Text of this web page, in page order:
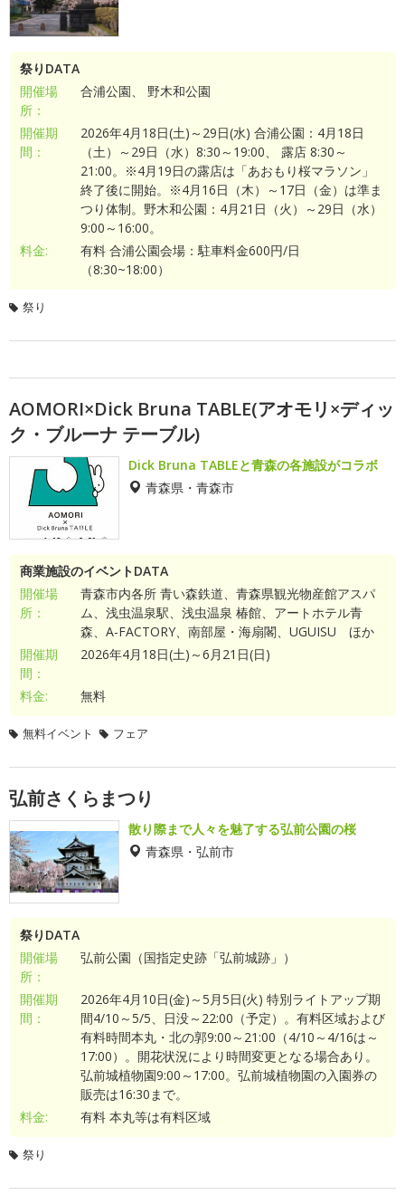
祭りDATA
開催場
所：
合浦公園、 野木和公園
開催期
間：
2026年4月18日(土)～29日(水) 合浦公園：4月18日
（土）～29日（水）8:30～19:00、 露店 8:30～
21:00。※4月19日の露店は「あおもり桜マラソン」
終了後に開始。※4月16日（木）～17日（金）は準ま
つり体制。野木和公園：4月21日（火）～29日（水）
9:00～16:00。
料金:
有料 合浦公園会場：駐車料金600円/日
（8:30~18:00）
祭り
AOMORI×Dick Bruna TABLE(アオモリ×ディッ
ク・ブルーナ テーブル)
Dick Bruna TABLEと青森の各施設がコラボ
青森県・青森市
商業施設のイベントDATA
開催場
所：
青森市内各所 青い森鉄道、青森県観光物産館アスパ
ム、浅虫温泉駅、浅虫温泉 椿館、アートホテル青
森、A-FACTORY、南部屋・海扇閣、UGUISU ほか
開催期
間：
2026年4月18日(土)～6月21日(日)
料金: 無料
無料イベント フェア
弘前さくらまつり
散り際まで人々を魅了する弘前公園の桜
青森県・弘前市
祭りDATA
開催場
所：
弘前公園（国指定史跡「弘前城跡」）
開催期
間：
2026年4月10日(金)～5月5日(火) 特別ライトアップ期
間4/10～5/5、日没～22:00（予定）。有料区域および
有料時間本丸・北の郭9:00～21:00（4/10～4/16は～
17:00）。開花状況により時間変更となる場合あり。
弘前城植物園9:00～17:00。弘前城植物園の入園券の
販売は16:30まで。
料金:
有料 本丸等は有料区域
祭り